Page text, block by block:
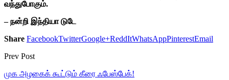
வந்துபோகும்.
– நன்றி இந்தியா டுடே
Share FacebookTwitterGoogle+ReddItWhatsAppPinterestEmail
Prev Post
முக அழகைக் கூட்டும் கீரை ஃபேஸ்பேக்!